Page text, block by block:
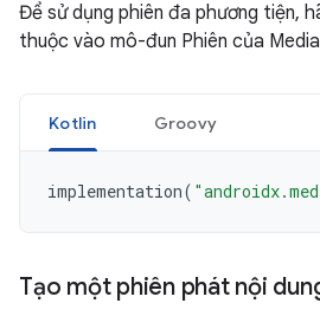
Để sử dụng phiên đa phương tiện,
thuộc vào mô-đun Phiên của
Kotlin Groovy
implementation(
Tạo một phiên phát nội